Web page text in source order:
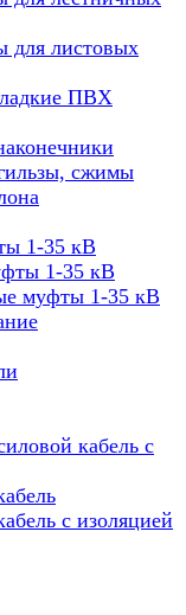
для листовых
ПВХ
сжимы
1-35 кВ
1-35 кВ
муфты 1-35 кВ
кабель с
с изоляцией